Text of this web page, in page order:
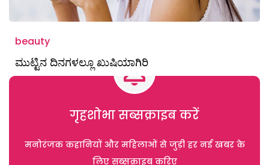
beauty
ಮುಟ್ಟಿನ ದಿನಗಳಲ್ಲೂ ಖುಷಿಯಾಗಿರಿ
गृहशोभा सब्सक्राइब करें
मनोरंजक कहानियों और महिलाओं से जुड़ी हर नई खबर के
लिए सब्सक्राइब करिए